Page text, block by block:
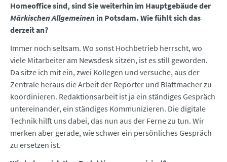
Homeoffice sind, sind Sie weiterhin im Hauptgebäude der
Märkischen Allgemeinen in Potsdam. Wie fühlt sich das
derzeit an?
Immer noch seltsam. Wo sonst Hochbetrieb herrscht, wo
viele Mitarbeiter am Newsdesk sitzen, ist es still geworden.
Da sitze ich mit ein, zwei Kollegen und versuche, aus der
Zentrale heraus die Arbeit der Reporter und Blattmacher zu
koordinieren. Redaktionsarbeit ist ja ein ständiges Gespräch
untereinander, ein ständiges Kommunizieren. Die digitale
Technik hilft uns dabei, das nun aus der Ferne zu tun. Wir
merken aber gerade, wie schwer ein persönliches Gespräch
zu ersetzen ist.